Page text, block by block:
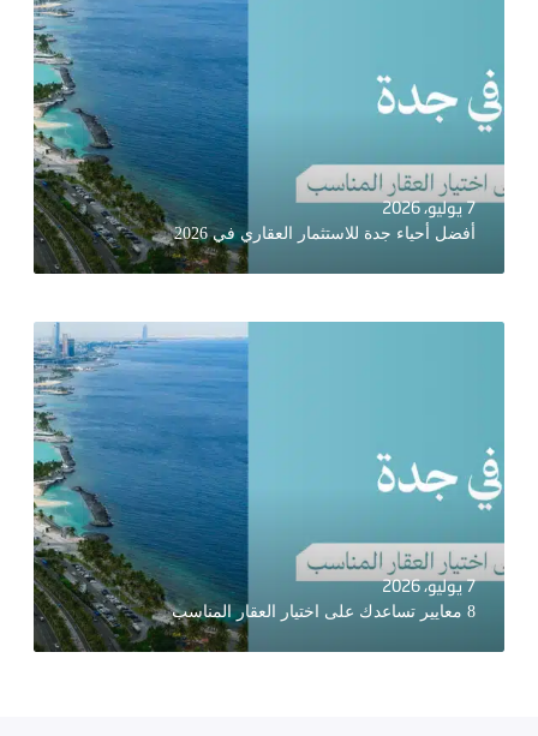
7 يوليو، 2026
أفضل أحياء جدة للاستثمار العقاري في 2026
7 يوليو، 2026
8 معايير تساعدك على اختيار العقار المناسب